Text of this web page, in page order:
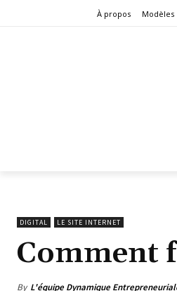
À propos Modèles
DIGITAL LE SITE INTERNET
Comment
By L'équipe Dynamique